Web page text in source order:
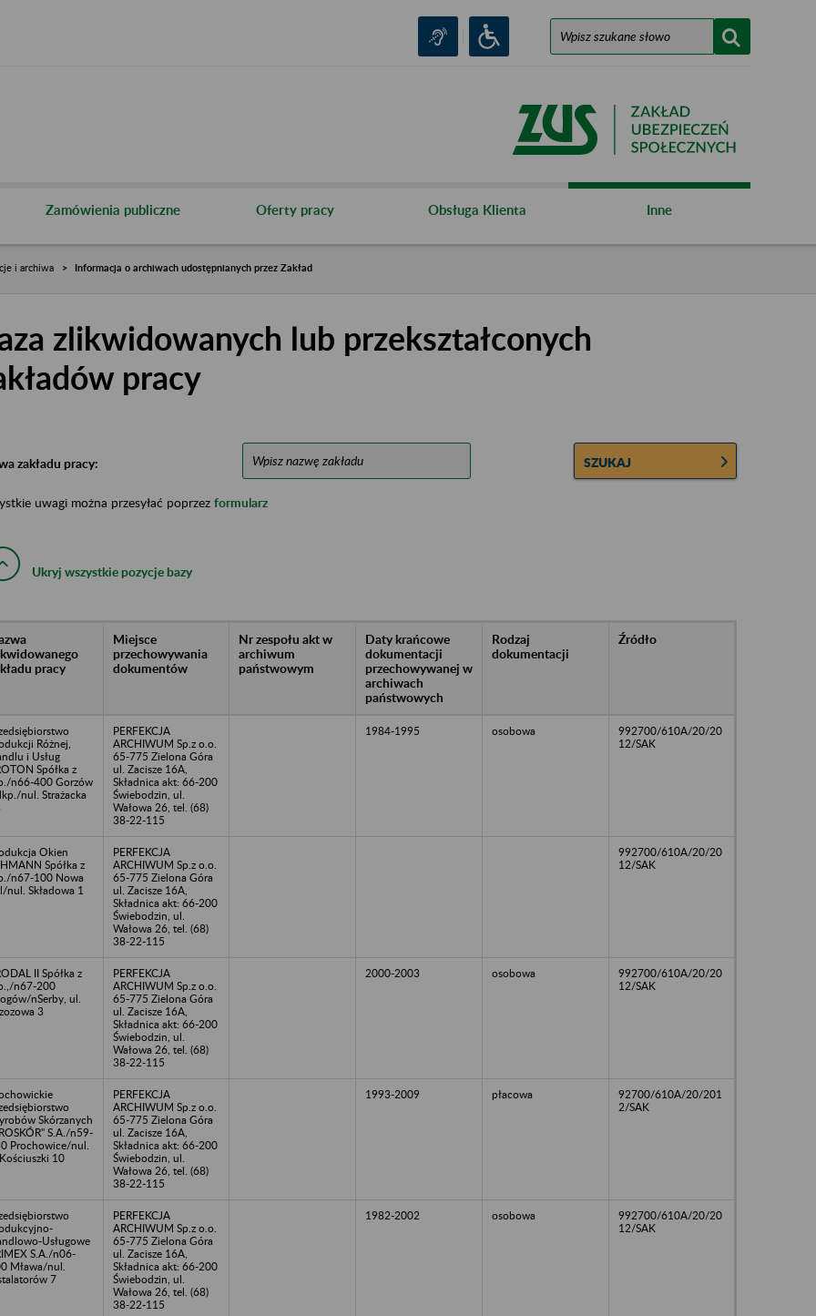
Zamówienia publiczne Oferty pracy Obsługa Klienta Inne
i archiwa Informacja o archiwach udostępnianych przez Zakład
zlikwidowanych lub przekształconych
pracy
zakładu pracy: SZUKAJ
uwagi można przesyłać poprzez formularz
Ukryj wszystkie pozycje bazy
pracy
Miejsce
przechowywania
dokumentów
Nr zespołu akt w
archiwum
państwowym
Daty krańcowe
dokumentacji
przechowywanej w
archiwach
państwowych
Rodzaj
dokumentacji
Źródło
Różnej,
i Usług
Spółka z
n66-400 Gorzów
nul. Strażacka
PERFEKCJA
ARCHIWUM Sp.z o.o.
65-775 Zielona Góra
ul. Zacisze 16A,
Składnica akt: 66-200
Świebodzin, ul.
Wałowa 26, tel. (68)
38-22-115
1984-1995 osobowa
992700/610A/20/20
12/SAK
Okien
Spółka z
n67-100 Nowa
nul. Składowa 1
PERFEKCJA
ARCHIWUM Sp.z o.o.
65-775 Zielona Góra
ul. Zacisze 16A,
Składnica akt: 66-200
Świebodzin, ul.
Wałowa 26, tel. (68)
38-22-115
992700/610A/20/20
12/SAK
II Spółka z
n67-200
nSerby, ul.
3
PERFEKCJA
ARCHIWUM Sp.z o.o.
65-775 Zielona Góra
ul. Zacisze 16A,
Składnica akt: 66-200
Świebodzin, ul.
Wałowa 26, tel. (68)
38-22-115
2000-2003 osobowa
992700/610A/20/20
12/SAK
Skórzanych
S.A./n59-
Prochowice/nul.
10
PERFEKCJA
ARCHIWUM Sp.z o.o.
65-775 Zielona Góra
ul. Zacisze 16A,
Składnica akt: 66-200
Świebodzin, ul.
Wałowa 26, tel. (68)
38-22-115
1993-2009 płacowa
92700/610A/20/201
2/SAK
Usługowe
S.A./n06-
Mława/nul.
7
PERFEKCJA
ARCHIWUM Sp.z o.o.
65-775 Zielona Góra
ul. Zacisze 16A,
Składnica akt: 66-200
Świebodzin, ul.
Wałowa 26, tel. (68)
38-22-115
1982-2002 osobowa
992700/610A/20/20
12/SAK